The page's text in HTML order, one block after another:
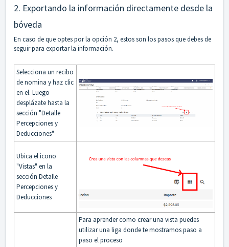
2. Exportando la información directamente desde la
bóveda
En caso de que optes por la opción 2, estos son los pasos que debes de
seguir para exportar la información.
Selecciona un recibo
de nomina y haz clic
en el. Luego
desplázate hasta la
sección "Detalle
Percepciones y
Deducciones"
Ubica el icono
"Vistas" en la
sección Detalle
Percepciones y
Deducciones
Para aprender como crear una vista puedes
utilizar una liga donde te mostramos paso a
paso el proceso